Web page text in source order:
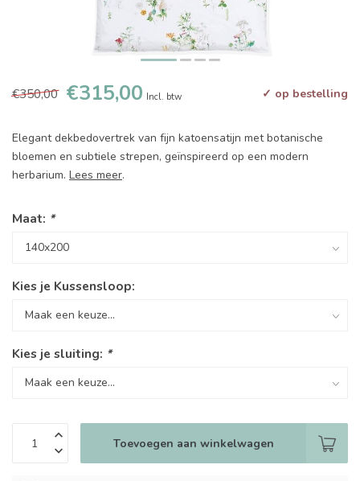
€350,00 €315,00 Incl. btw ✓ op bestelling
Elegant dekbedovertrek van fijn katoensatijn met botanische
bloemen en subtiele strepen, geïnspireerd op een modern
herbarium. Lees meer.
Maat: *
Kies je Kussensloop:
Kies je sluiting: *
Toevoegen aan winkelwagen